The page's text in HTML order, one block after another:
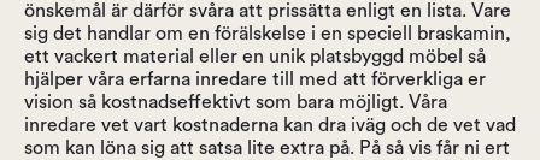
önskemål är därför svåra att prissätta enligt en lista. Vare
sig det handlar om en förälskelse i en speciell braskamin,
ett vackert material eller en unik platsbyggd möbel så
hjälper våra erfarna inredare till med att förverkliga er
vision så kostnadseffektivt som bara möjligt. Våra
inredare vet vart kostnaderna kan dra iväg och de vet vad
som kan löna sig att satsa lite extra på. På så vis får ni ert